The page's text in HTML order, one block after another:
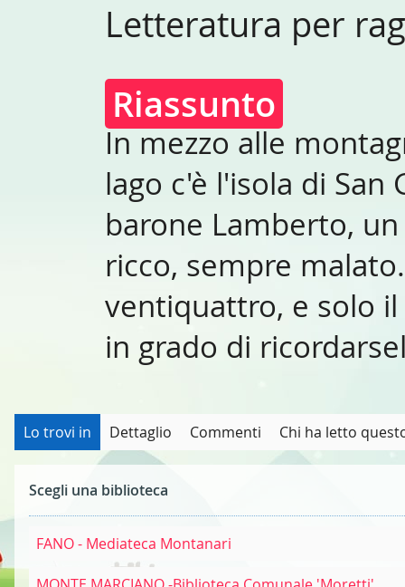
Letteratura per
Riassunto
In mezzo alle
lago c'è l'isola di San
barone Lamberto,
ricco, sempre
ventiquattro, e solo
in grado di
Lo trovi in Dettaglio Commenti Chi ha letto
Scegli una biblioteca
FANO - Mediateca Montanari